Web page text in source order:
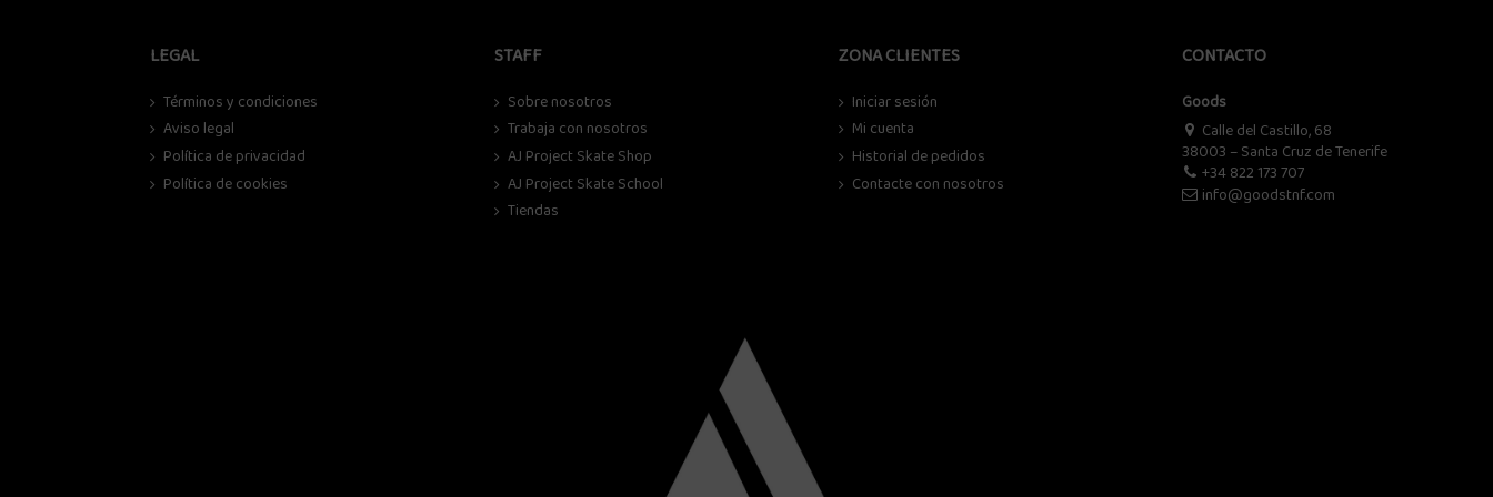
LEGAL
Términos y condiciones
Aviso legal
Política de privacidad
Política de cookies
STAFF
Sobre nosotros
Trabaja con nosotros
AJ Project Skate Shop
AJ Project Skate School
Tiendas
ZONA CLIENTES
Iniciar sesión
Mi cuenta
Historial de pedidos
Contacte con nosotros
CONTACTO
Goods
Calle del Castillo, 68
38003 – Santa Cruz de Tenerife
+34 822 173 707
info@goodstnf.com